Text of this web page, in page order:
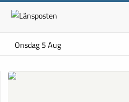
Onsdag 5 Aug